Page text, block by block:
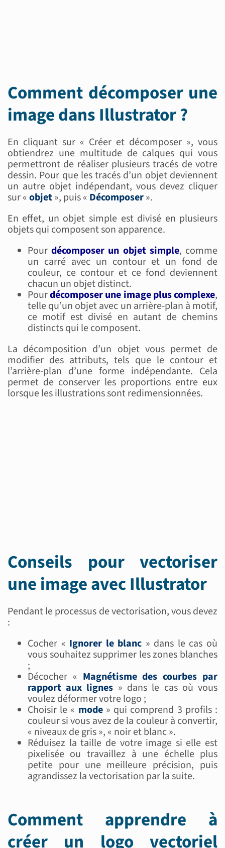
Comment décomposer une
image dans Illustrator ?
En cliquant sur « Créer et décomposer », vous
obtiendrez une multitude de calques qui vous
permettront de réaliser plusieurs tracés de votre
dessin. Pour que les tracés d’un objet deviennent
un autre objet indépendant, vous devez cliquer
sur «objet», puis « Décomposer».
En effet, un objet simple est divisé en plusieurs
objets qui composent son apparence.
Pourdécomposer un objet simple, comme
un carré avec un contour et un fond de
couleur, ce contour et ce fond deviennent
chacun un objet distinct.
Pourdécomposer une image plus complexe,
telle qu’un objet avec un arrière-plan à motif,
ce motif est divisé en autant de chemins
distincts qui le composent.
La décomposition d’un objet vous permet de
modifier des attributs, tels que le contour et
l’arrière-plan d’une forme indépendante. Cela
permet de conserver les proportions entre eux
lorsque les illustrations sont redimensionnées.
Conseils pour vectoriser
une image avec Illustrator
Pendant le processus de vectorisation, vous devez
:
Cocher « Ignorer le blanc » dans le cas où
vous souhaitez supprimer les zones blanches
;
Décocher « Magnétisme des courbes par
rapport aux lignes » dans le cas où vous
voulez déformer votre logo ;
Choisir le « mode» qui comprend 3 profils :
couleur si vous avez de la couleur à convertir,
« niveaux de gris », « noir et blanc ».
Réduisez la taille de votre image si elle est
pixelisée ou travaillez à une échelle plus
petite pour une meilleure précision, puis
agrandissez la vectorisation par la suite.
Comment apprendre à
créer un logo vectoriel